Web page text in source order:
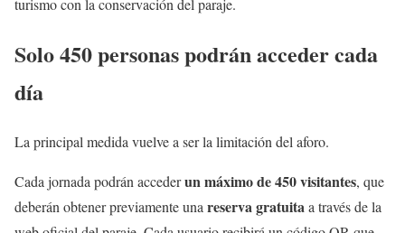
turismo con la conservación del paraje.
Solo 450 personas podrán acceder cada
día
La principal medida vuelve a ser la limitación del aforo.
Cada jornada podrán accederun máximo de 450 visitantes, que
deberán obtener previamente una reserva gratuitaa través de la